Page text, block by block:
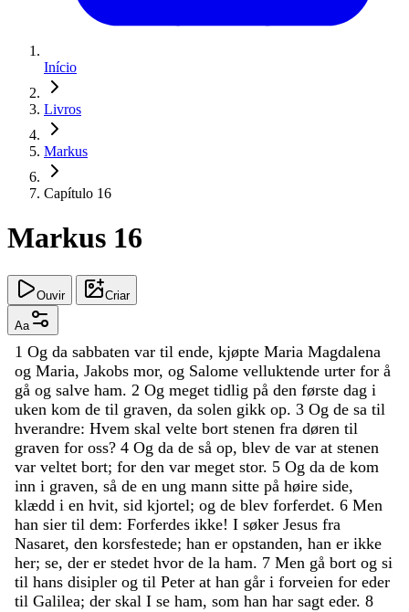
Início
Livros
Markus
Capítulo 16
Markus 16
Ouvir Criar
Aa
1 Og da sabbaten var til ende, kjøpte Maria Magdalena
og Maria, Jakobs mor, og Salome velluktende urter for å
gå og salve ham. 2 Og meget tidlig på den første dag i
uken kom de til graven, da solen gikk op. 3 Og de sa til
hverandre: Hvem skal velte bort stenen fra døren til
graven for oss? 4 Og da de så op, blev de var at stenen
var veltet bort; for den var meget stor. 5 Og da de kom
inn i graven, så de en ung mann sitte på høire side,
klædd i en hvit, sid kjortel; og de blev forferdet. 6 Men
han sier til dem: Forferdes ikke! I søker Jesus fra
Nasaret, den korsfestede; han er opstanden, han er ikke
her; se, der er stedet hvor de la ham. 7 Men gå bort og si
til hans disipler og til Peter at han går i forveien for eder
til Galilea; der skal I se ham, som han har sagt eder. 8